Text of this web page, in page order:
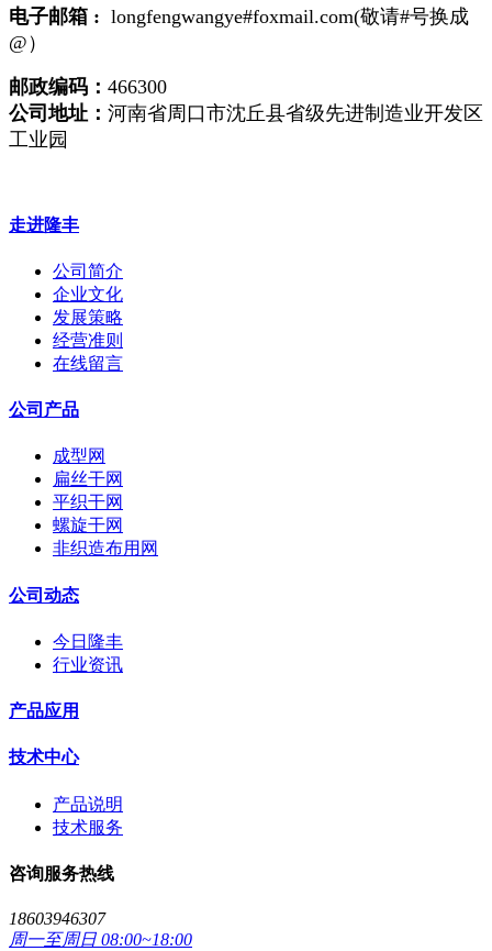
电子邮箱 : longfengwangye#foxmail.com(敬请#号换成
@）
邮政编码： 466300
公司地址： 河南省周口市沈丘县省级先进制造业开发区
工业园
走进隆丰
公司简介
企业文化
发展策略
经营准则
在线留言
公司产品
成型网
扁丝干网
平织干网
螺旋干网
非织造布用网
公司动态
今日隆丰
行业资讯
产品应用
技术中心
产品说明
技术服务
咨询服务热线
18603946307
周一至周日 08:00~18:00